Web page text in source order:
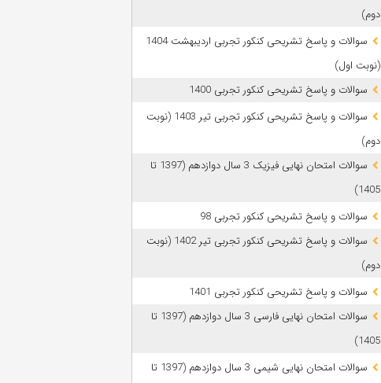
دوم)
سوالات و پاسخ تشریحی کنکور تجربی اردیبهشت 1404
(نوبت اول)
سوالات و پاسخ تشریحی کنکور تجربی 1400
سوالات و پاسخ تشریحی کنکور تجربی تیر 1403 (نوبت
دوم)
سوالات امتحان نهایی فیزیک 3 سال دوازدهم (1397 تا
1405)
سوالات و پاسخ تشریحی کنکور تجربی 98
سوالات و پاسخ تشریحی کنکور تجربی تیر 1402 (نوبت
دوم)
سوالات و پاسخ تشریحی کنکور تجربی 1401
سوالات امتحان نهایی فارسی 3 سال دوازدهم (1397 تا
1405)
سوالات امتحان نهایی شیمی 3 سال دوازدهم (1397 تا